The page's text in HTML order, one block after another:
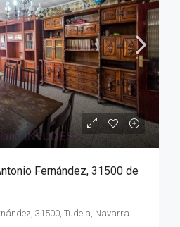
Fernández, 31500 de
31500, Tudela, Navarra